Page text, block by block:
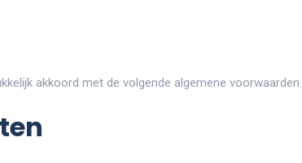
akkoord met de volgende algemene voorwaarden.